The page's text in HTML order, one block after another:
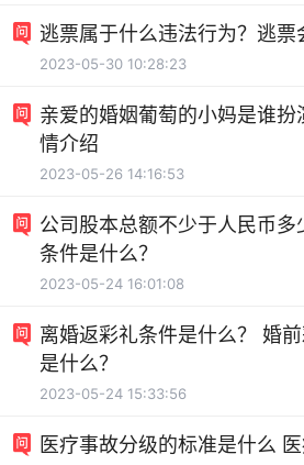
逃票属于什么违法行为？逃票
2023-05-30 10:28:23
亲爱的婚姻葡萄的小妈是谁扮
情介绍
2023-05-26 14:16:53
公司股本总额不少于人民币
条件是什么？
2023-05-24 16:01:08
离婚返彩礼条件是什么？ 婚
是什么？
2023-05-24 15:33:56
医疗